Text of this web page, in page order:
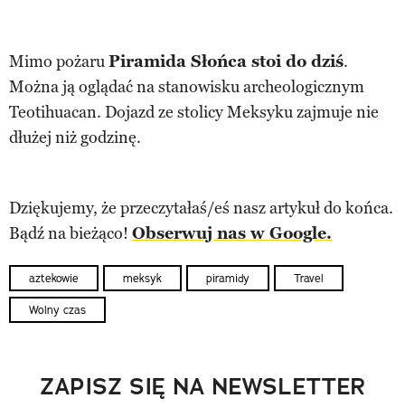
Mimo pożaruPiramida Słońca stoi do dziś.
Można ją oglądać na stanowisku archeologicznym
Teotihuacan. Dojazd ze stolicy Meksyku zajmuje nie
dłużej niż godzinę.
Dziękujemy, że przeczytałaś/eś nasz artykuł do końca.
Bądź na bieżąco! Obserwuj nas w Google.
aztekowie meksyk piramidy Travel
Wolny czas
ZAPISZ SIĘ NA NEWSLETTER